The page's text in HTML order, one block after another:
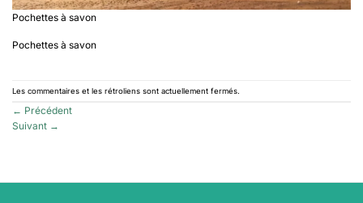
Pochettes à savon
Pochettes à savon
Les commentaires et les rétroliens sont actuellement fermés.
← Précédent
Suivant →